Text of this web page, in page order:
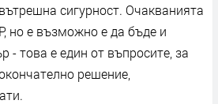
сигурност. Очакванията
но е възможно е да бъде и
- това е един от въпросите, за
решение,